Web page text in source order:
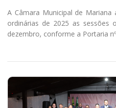
A Câmara Municipal de
ordinárias de 2025 as
dezembro, conforme a Portaria